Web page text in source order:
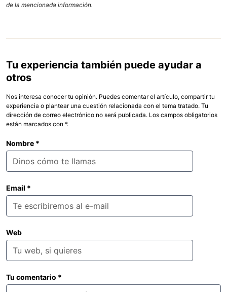
de la mencionada información.
Tu experiencia también puede ayudar a
otros
Nos interesa conocer tu opinión. Puedes comentar el artículo, compartir tu
experiencia o plantear una cuestión relacionada con el tema tratado. Tu
dirección de correo electrónico no será publicada. Los campos obligatorios
están marcados con *.
Nombre *
Email *
Web
Tu comentario *